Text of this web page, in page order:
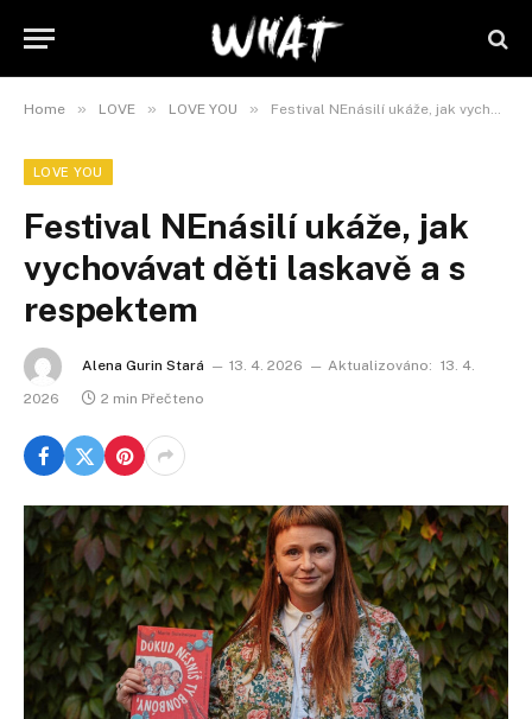
Home » LOVE » LOVE YOU » Festival NEnásilí ukáže, jak vychovávat děti laskavě a s respektem
LOVE YOU
Festival NEnásilí ukáže, jak
vychovávat děti laskavě a s
respektem
Alena Gurin Stará 13. 4. 2026 Aktualizováno: 13. 4.
2026
2 min Přečteno